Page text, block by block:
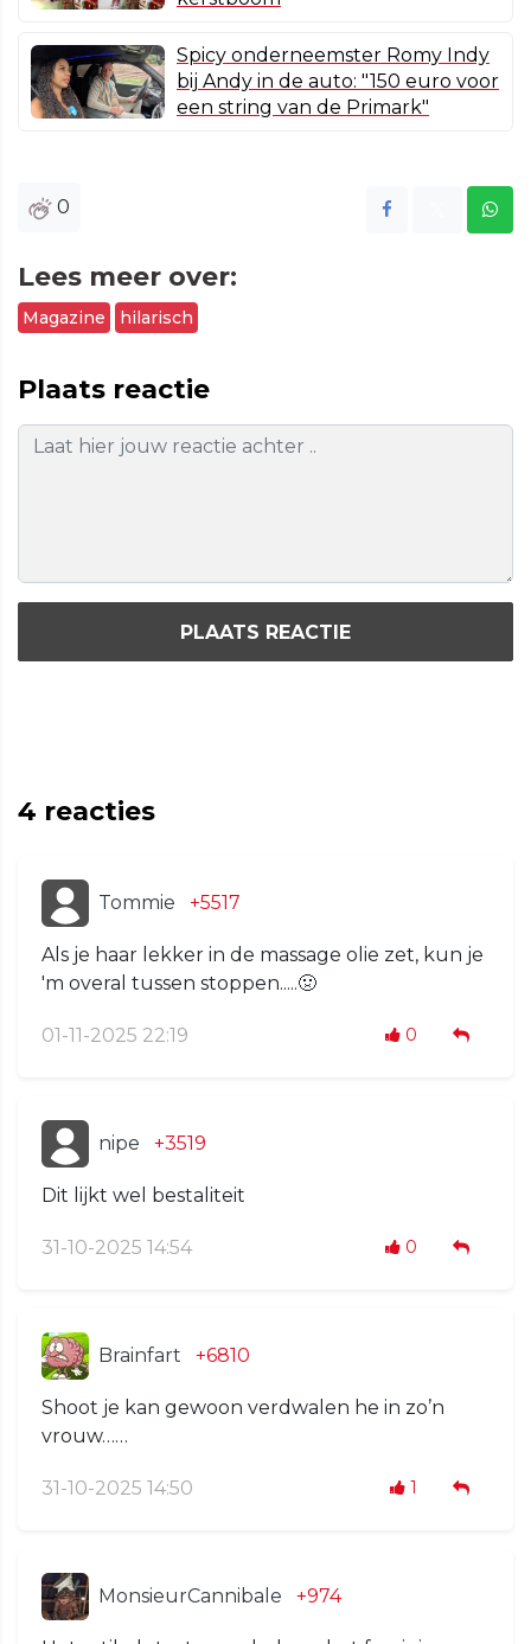
Spicy onderneemster Romy Indy
bij Andy in de auto: "150 euro voor
een string van de Primark"
0
Lees meer over:
Magazine hilarisch
Plaats reactie
PLAATS REACTIE
4 reacties
Tommie +5517
Als je haar lekker in de massage olie zet, kun je
'm overal tussen stoppen.....🤢
01-11-2025 22:19 0
nipe +3519
Dit lijkt wel bestaliteit
31-10-2025 14:54 0
Brainfart +6810
Shoot je kan gewoon verdwalen he in zo’n
vrouw……
31-10-2025 14:50 1
MonsieurCannibale +974